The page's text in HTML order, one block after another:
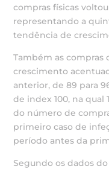
compras físicas
representando a
tendência de
Também as
crescimento
anterior, de 89 para
de index 100, na qual
do número de
primeiro caso de
período antes da
Segundo os dados